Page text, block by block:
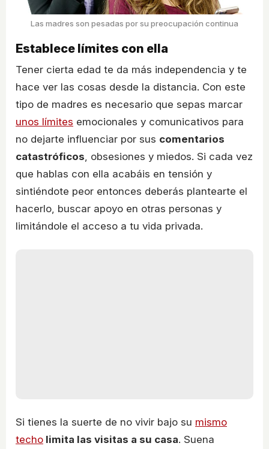
Las madres son pesadas por su preocupación continua
Establece límites con ella
Tener cierta edad te da más independencia y te
hace ver las cosas desde la distancia. Con este
tipo de madres es necesario que sepas marcar
unos límites emocionales y comunicativos para
no dejarte influenciar por sus comentarios
catastróficos, obsesiones y miedos. Si cada vez
que hablas con ella acabáis en tensión y
sintiéndote peor entonces deberás plantearte el
hacerlo, buscar apoyo en otras personas y
limitándole el acceso a tu vida privada.
Si tienes la suerte de no vivir bajo su mismo
techo limita las visitas a su casa. Suena